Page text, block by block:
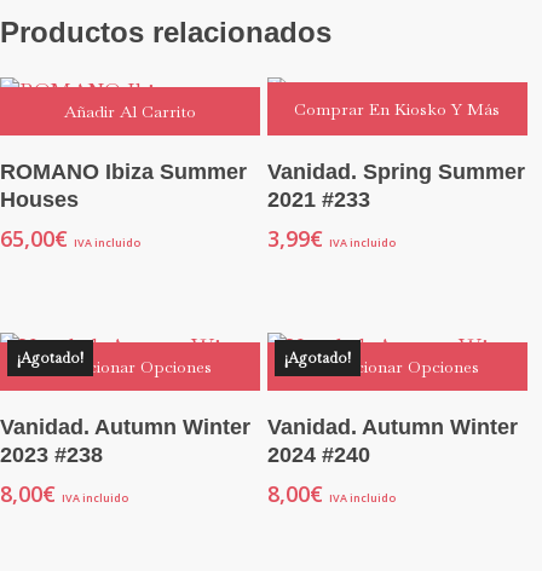
Productos relacionados
Añadir Al Carrito
ROMANO Ibiza Summer
Houses
65,00€ IVA incluido
Comprar En Kiosko Y Más
Vanidad. Spring Summer
2021 #233
3,99€ IVA incluido
¡Agotado!Seleccionar Opciones
Vanidad. Autumn Winter
2023 #238
8,00€ IVA incluido
¡Agotado!
Seleccionar Opciones
Vanidad. Autumn Winter
2024 #240
8,00€ IVA incluido